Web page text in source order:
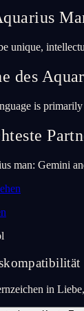
unique,
des
is
man: Gemini
in